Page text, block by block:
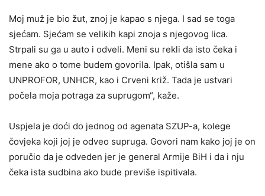
Moj muž je bio žut, znoj je kapao s njega. I sad se toga
sjećam. Sjećam se velikih kapi znoja s njegovog lica.
Strpali su ga u auto i odveli. Meni su rekli da isto čeka i
mene ako o tome budem govorila. Ipak, otišla sam u
UNPROFOR, UNHCR, kao i Crveni križ. Tada je ustvari
počela moja potraga za suprugom“, kaže.
Uspjela je doći do jednog od agenata SZUP-a, kolege
čovjeka koji joj je odveo supruga. Govori nam kako joj je on
poručio da je odveden jer je general Armije BiH i da i nju
čeka ista sudbina ako bude previše ispitivala.